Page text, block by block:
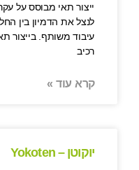
ייצור תאי מבוסס על
לנצל את הדמיון בין
עיבוד משותף. בייצור
רכיב
קרא עוד »
יוקוטן – Yokoten